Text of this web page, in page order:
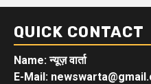
QUICK CONTACT
Name: न्यूज़ वार्ता
E-Mail: